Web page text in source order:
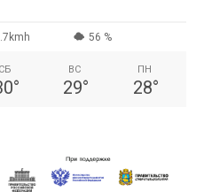
56 %
СБ
°
ВС
29°
ПН
28°